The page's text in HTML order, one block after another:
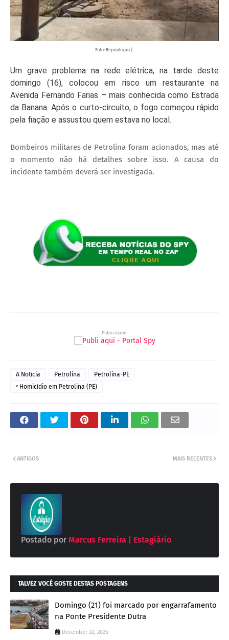
Foto: Reprodução |
Um grave problema na rede elétrica, na tarde deste
domingo (16), colocou em risco um restaurante na
Avenida Fernando Farias – mais conhecida como Estrada
da Banana. Após o curto-circuito, o fogo começou rápido
pela fiação e assustou quem estava no local.
Bombeiros militares de Petrolina foram acionados, mas até
o momento não há detalhes sobre isso. A causa do
incidente também deverá ser investigada.
Publicidade:
A Notícia Petrolina
Petrolina-PE
ᶻ Homicídio em Petrolina (PE)
MAIS RECENTES
ANTIGOS
Postado por Marcus Ferreira | Estagiário
TALVEZ VOCÊ GOSTE DESTAS POSTAGENS
Domingo (21) foi marcado por engarrafamento
na Ponte Presidente Dutra
December 22, 2025